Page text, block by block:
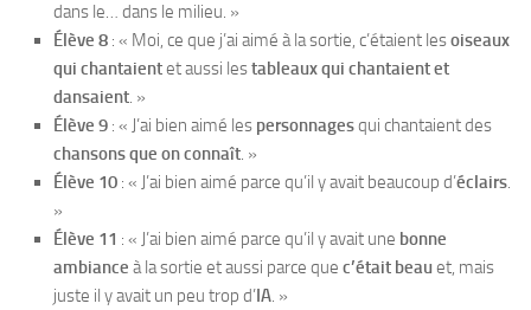
dans le… dans le milieu. »
Élève 8 : « Moi, ce que j’ai aimé à la sortie, c’étaient lesoiseaux
qui chantaientet aussi lestableaux qui chantaient et
dansaient. »
Élève 9 : « J’ai bien aimé les personnagesqui chantaient des
chansons que on connaît. »
Élève 10 : « J’ai bien aimé parce qu’il y avait beaucoup d’éclairs.
»
Élève 11 : « J’ai bien aimé parce qu’il y avait une bonne
ambiance à la sortie et aussi parce que c’était beauet, mais
juste il y avait un peu trop d’IA. »